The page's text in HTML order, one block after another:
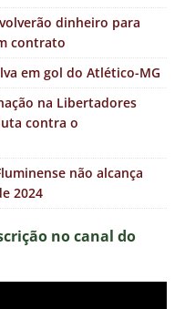
dinheiro para
contrato
em gol do Atlético-MG
na Libertadores
contra o
não alcança
2024
no canal do